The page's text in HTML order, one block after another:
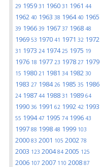
29 1959 31 1960 31 1961 44
1962 40 1963 38 196440 1965
39 1966 39 1967 37 1968 48
1969 53 1970 41 1971 32 1972
31 1973 24 197425 1975 19
1976 18 1977 23 1978 27 1979
15 1980 21 1981 34 1982 30
1983 27 198426 1985 35 1986
24 1987 44 1988 31 1989 64
1990 36 1991 62 1992 42 1993
55 199447 1995 74 1996 43
1997 88 1998 48 1999 103
2000 83 2001 105 2002 78
2003 123 200484 2005 125
2006 107 2007 110 2008 87